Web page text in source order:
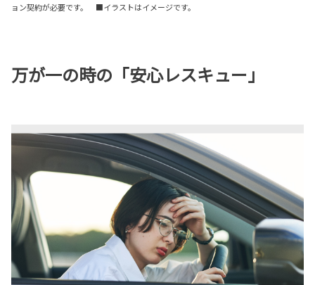
ョン契約が必要です。 ■イラストはイメージです。
万が一の時の「安心レスキュー」